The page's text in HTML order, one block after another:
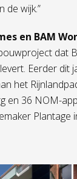
de wijk.”
en BAM
dat
Eerder dit
het
en 36 NOM-
Plantage